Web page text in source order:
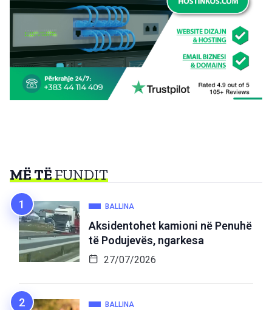
MË TËFUNDIT
BALLINA
Aksidentohet kamioni në Penuhë
të Podujevës, ngarkesa
27/07/2026
BALLINA